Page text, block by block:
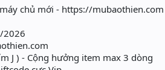
chủ mới - https://mubaothien.com
2026
J ) - Cộng hưởng item max 3 dòng